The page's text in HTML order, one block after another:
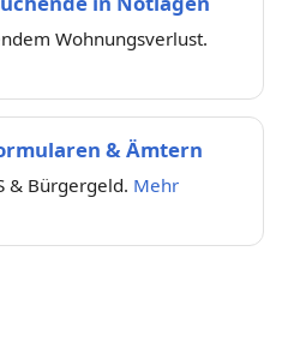
Wohnungsverlust.
& Ämtern
& Bürgergeld. Mehr